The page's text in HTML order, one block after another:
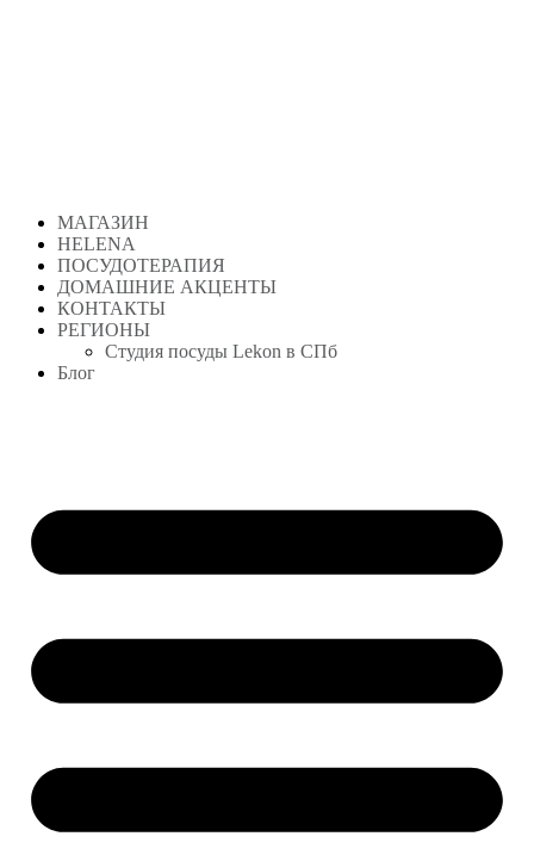
МАГАЗИН
HELENA
ПОСУДОТЕРАПИЯ
ДОМАШНИЕ АКЦЕНТЫ
КОНТАКТЫ
РЕГИОНЫ
Студия посуды Lekon в СПб
Блог